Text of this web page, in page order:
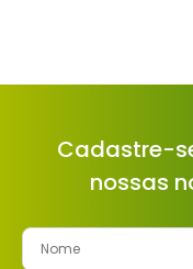
Cadastre-
nossas